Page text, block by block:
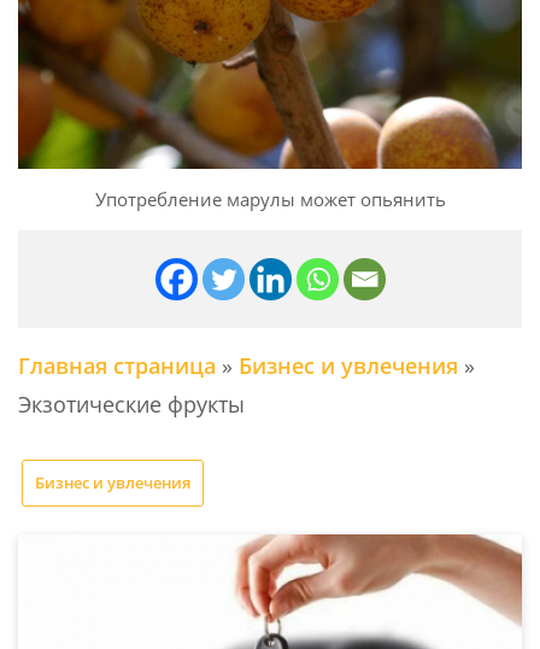
Употребление марулы может опьянить
Главная страница » Бизнес и увлечения »
Экзотические фрукты
Бизнес и увлечения